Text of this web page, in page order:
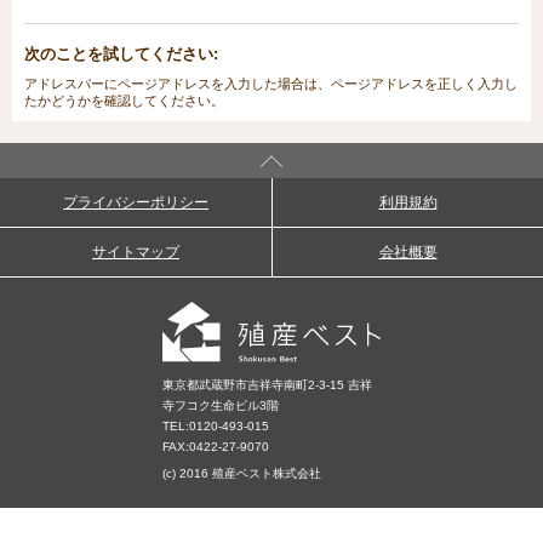
次のことを試してください:
アドレスバーにページアドレスを入力した場合は、ページアドレスを正しく入力し
たかどうかを確認してください。
プライバシーポリシー 利用規約
サイトマップ 会社概要
東京都武蔵野市吉祥寺南町2-3-15 吉祥
寺フコク生命ビル3階
TEL:0120-493-015
FAX:0422-27-9070
(c) 2016 殖産ベスト株式会社